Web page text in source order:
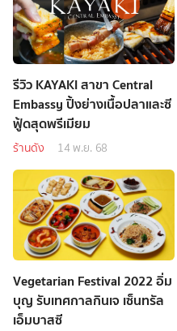
รีวิว KAYAKI สาขา Central
Embassy ปิ้งย่างเนื้อปลาและซี
ฟู้ดสุดพรีเมียม
ร้านดัง 14 พ.ย. 68
Vegetarian Festival 2022 อิ่ม
บุญ รับเทศกาลกินเจ เซ็นทรัล
เอ็มบาสซี